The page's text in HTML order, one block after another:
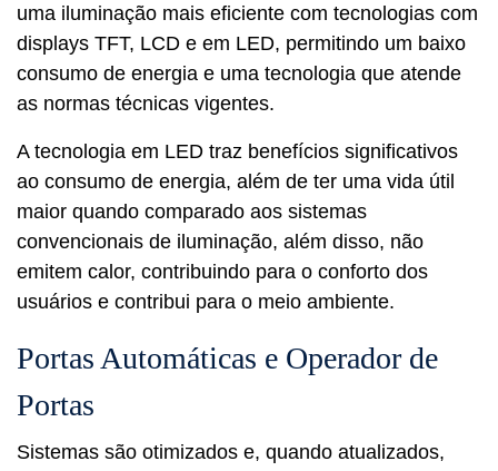
uma iluminação mais eficiente com tecnologias com
displays TFT, LCD e em LED, permitindo um baixo
consumo de energia e uma tecnologia que atende
as normas técnicas vigentes.
A tecnologia em LED traz benefícios significativos
ao consumo de energia, além de ter uma vida útil
maior quando comparado aos sistemas
convencionais de iluminação, além disso, não
emitem calor, contribuindo para o conforto dos
usuários e contribui para o meio ambiente.
Portas Automáticas e Operador de
Portas
Sistemas são otimizados e, quando atualizados,